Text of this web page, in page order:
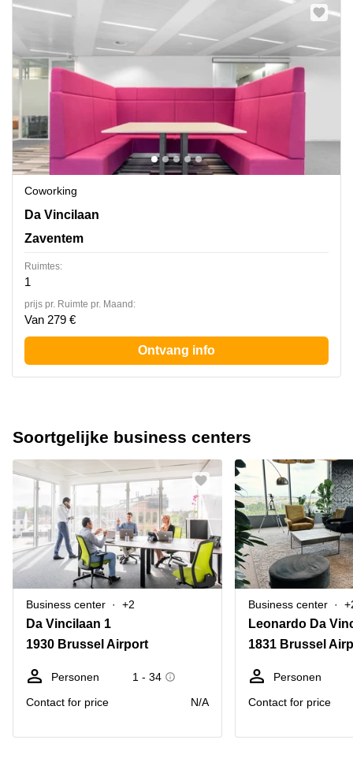
Coworking
Da Vincilaan 9, Zaventem
Da Vincilaan
Zaventem
Ruimtes:
1
prijs pr. Ruimte pr. Maand:
Van 279 €
Ontvang info
Soortgelijke business centers
Business center +2
Da Vincilaan 1
1930 Brussel Airport
Personen
1 - 34
Contact for price
N/A
Business center
Leonardo Da
1831 Brussel
Personen
Contact for price